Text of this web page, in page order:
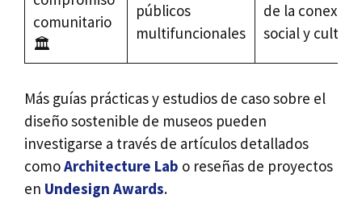
comunitario
🏛️
públicos
multifuncionales
de la conexión
social y
Más guías prácticas y estudios de caso sobre el
diseño sostenible de museos pueden
investigarse a través de artículos detallados
comoArchitecture Lab o reseñas de proyectos
en Undesign Awards.